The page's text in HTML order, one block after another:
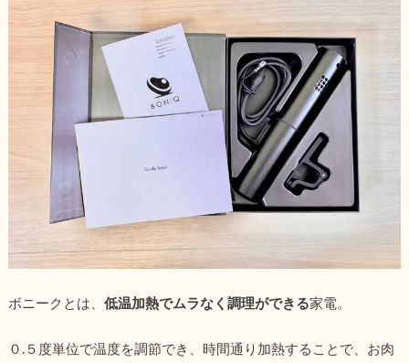
ボニークとは、 低温加熱でムラなく調理ができる家電。
０.５度単位で温度を調節でき、時間通り加熱することで、お肉